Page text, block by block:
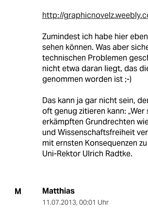
http://
Zumindest ich habe hier
sehen können. Was aber
technischen Problemen
nicht etwa daran liegt, das
genommen worden ist ;-)
Das kann ja gar nicht sein,
oft genug zitieren kann:
erkämpften Grundrechten
und Wissenschaftsfreiheit
mit ernsten Konsequenzen
Uni-Rektor Ulrich Radtke.
M Matthias
11.07.2013, 00:01 Uhr